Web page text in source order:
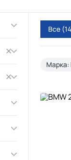
Все
Марка: